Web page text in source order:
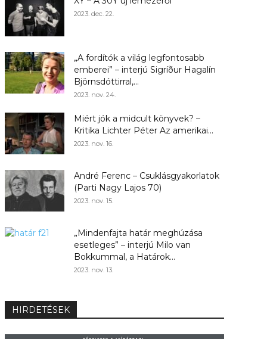
2023. dec. 22.
„A fordítók a világ legfontosabb
emberei” – interjú Sigríður Hagalín
Björnsdóttirral,...
2023. nov. 24.
Miért jók a midcult könyvek? –
Kritika Lichter Péter Az amerikai...
2023. nov. 16.
André Ferenc – Csuklásgyakorlatok
(Parti Nagy Lajos 70)
2023. nov. 15.
„Mindenfajta határ meghúzása
esetleges” – interjú Milo van
Bokkummal, a Határok...
2023. nov. 13.
HIRDETÉSEK